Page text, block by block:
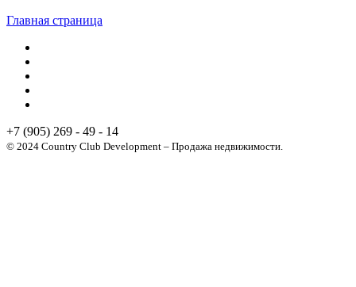
Главная страница
+7 (905) 269 - 49 - 14
© 2024 Country Club Development – Продажа недвижимости.